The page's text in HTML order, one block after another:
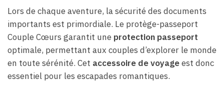
Lors de chaque aventure, la sécurité des documents
importants est primordiale. Le protège-passeport
Couple Cœurs garantit une protection passeport
optimale, permettant aux couples d’explorer le monde
en toute sérénité. Cet accessoire de voyageest donc
essentiel pour les escapades romantiques.